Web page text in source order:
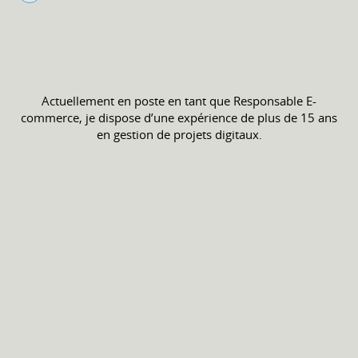
Actuellement en poste en tant que Responsable E-
commerce, je dispose d’une expérience de plus de 15 ans
en gestion de projets digitaux.